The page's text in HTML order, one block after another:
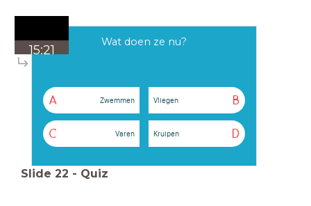
15:21
Wat doen ze nu?
A Zwemmen B
Vliegen
C Varen D
Kruipen
Slide 22 - Quiz